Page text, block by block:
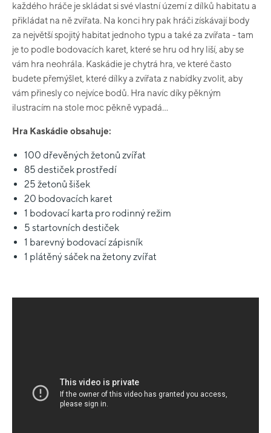
každého hráče je skládat si své vlastní území z dílků habitatu a
přikládat na ně zvířata. Na konci hry pak hráči získávají body
za největší spojitý habitat jednoho typu a také za zvířata - tam
je to podle bodovacích karet, které se hru od hry liší, aby se
vám hra neohrála. Kaskádie je chytrá hra, ve které často
budete přemýšlet, které dílky a zvířata z nabídky zvolit, aby
vám přinesly co nejvíce bodů. Hra navíc díky pěkným
ilustracím na stole moc pěkně vypadá...
Hra Kaskádie obsahuje:
100 dřevěných žetonů zvířat
85 destiček prostředí
25 žetonů šišek
20 bodovacích karet
1 bodovací karta pro rodinný režim
5 startovních destiček
1 barevný bodovací zápisník
1 plátěný sáček na žetony zvířat